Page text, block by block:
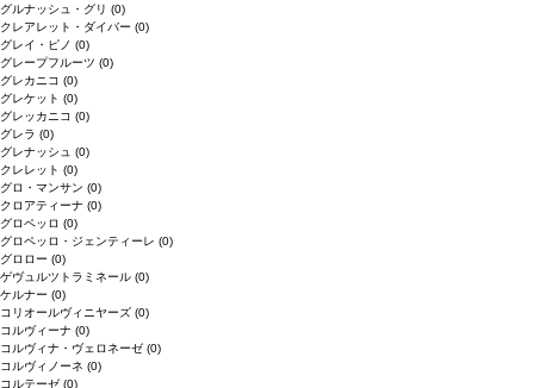
グルナッシュ・グリ (0)
クレアレット・ダイバー (0)
グレイ・ピノ (0)
グレープフルーツ (0)
グレカニコ (0)
グレケット (0)
グレッカニコ (0)
グレラ (0)
グレナッシュ (0)
クレレット (0)
グロ・マンサン (0)
クロアティーナ (0)
グロペッロ (0)
グロペッロ・ジェンティーレ (0)
グロロー (0)
ゲヴュルツトラミネール (0)
ケルナー (0)
コリオールヴィニヤーズ (0)
コルヴィーナ (0)
コルヴィナ・ヴェロネーゼ (0)
コルヴィノーネ (0)
コルテーゼ (0)